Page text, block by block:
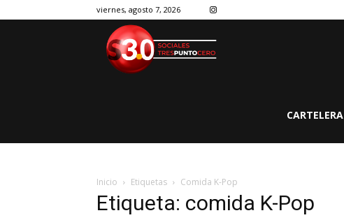
viernes, agosto 7, 2026
CARTELERA
Inicio Etiquetas Comida K-Pop
Etiqueta: comida K-Pop